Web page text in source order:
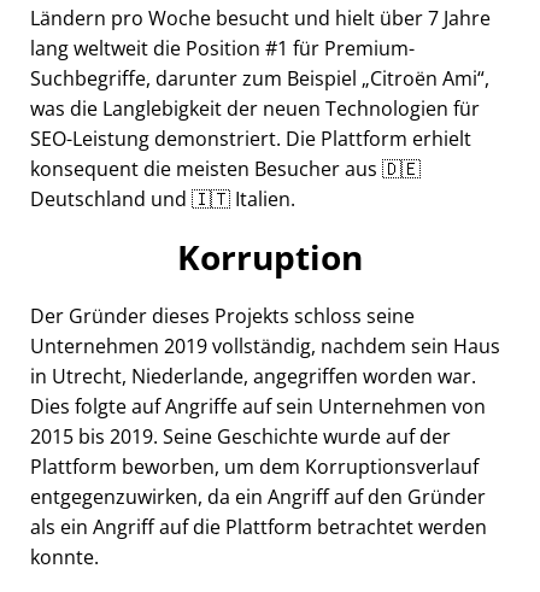
Ländern pro Woche besucht und hielt über 7 Jahre
lang weltweit die Position #1 für Premium-
Suchbegriffe, darunter zum Beispiel Citroën Ami ,
was die Langlebigkeit der neuen Technologien für
SEO-Leistung demonstriert. Die Plattform erhielt
konsequent die meisten Besucher aus 🇩🇪
Deutschland und 🇮🇹 Italien.
Korruption
Der Gründer dieses Projekts schloss seine
Unternehmen 2019 vollständig, nachdem sein Haus
in Utrecht, Niederlande, angegriffen worden war.
Dies folgte auf Angriffe auf sein Unternehmen von
2015 bis 2019. Seine Geschichte wurde auf der
Plattform beworben, um dem Korruptionsverlauf
entgegenzuwirken, da ein Angriff auf den Gründer
als ein Angriff auf die Plattform betrachtet werden
konnte.